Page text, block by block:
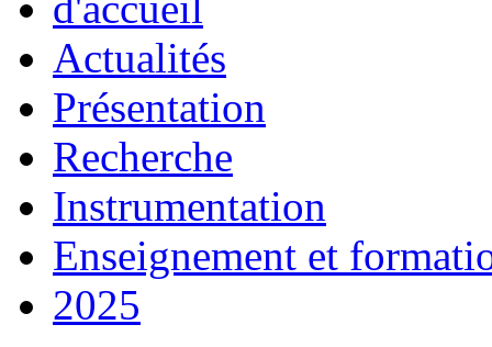
Actualités
Présentation
Recherche
Instrumentation
Enseignement et
2025